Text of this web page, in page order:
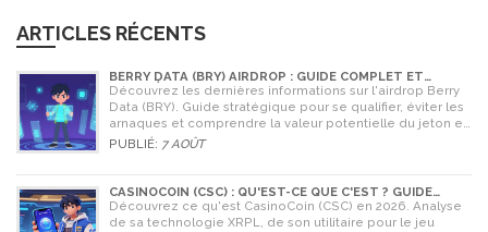
ARTICLES RÉCENTS
BERRY DATA (BRY) AIRDROP : GUIDE COMPLET ET
STRATÉGIES POUR NE RIEN RATER
Découvrez les dernières informations sur l'airdrop Berry
Data (BRY). Guide stratégique pour se qualifier, éviter les
arnaques et comprendre la valeur potentielle du jeton en
2026.
PUBLIÉ: 7 AOÛT
CASINOCOIN (CSC) : QU'EST-CE QUE C'EST ? GUIDE
COMPLET, TOKENOMICS ET AVENIR EN 2026
Découvrez ce qu'est CasinoCoin (CSC) en 2026. Analyse
de sa technologie XRPL, de son utilitaire pour le jeu